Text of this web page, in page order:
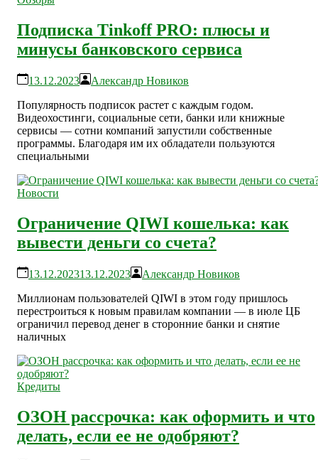
Подписка Tinkoff PRO: плюсы и
минусы банковского сервиса
13.12.2023
Александр Новиков
Популярность подписок растет с каждым годом.
Видеохостинги, социальные сети, банки или книжные
сервисы — сотни компаний запустили собственные
программы. Благодаря им их обладатели пользуются
специальными
Новости
Ограничение QIWI кошелька: как
вывести деньги со счета?
13.12.202313.12.2023
Александр Новиков
Миллионам пользователей QIWI в этом году пришлось
перестроиться к новым правилам компании — в июле ЦБ
ограничил перевод денег в сторонние банки и снятие
наличных
Кредиты
ОЗОН рассрочка: как оформить и что
делать, если ее не одобряют?